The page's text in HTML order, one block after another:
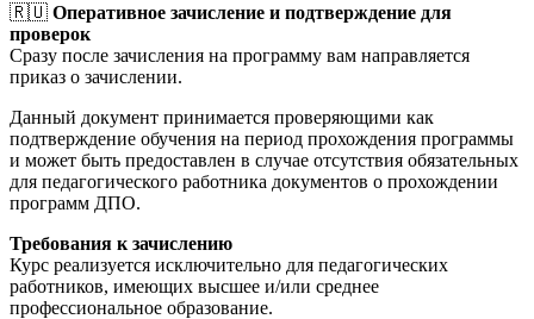
🇷🇺 Оперативное зачисление и подтверждение для
проверок
Сразу после зачисления на программу вам направляется
приказ о зачислении.
Данный документ принимается проверяющими как
подтверждение обучения на период прохождения программы
и может быть предоставлен в случае отсутствия обязательных
для педагогического работника документов о прохождении
программ ДПО.
Требования к зачислению
Курс реализуется исключительно для педагогических
работников, имеющих высшее и/или среднее
профессиональное образование.